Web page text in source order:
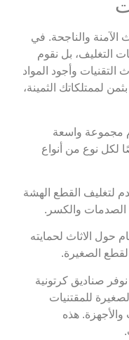
الآمنة والناجحة. في
التغليف، بل نقوم
وأجود المواد
لممتلكاتك الثمينة،
مجموعة واسعة
لكل نوع من أنواع
لتغليف القطع الهشة
الصدمات والكسر.
حول الاثاث لحمايته
الصغيرة.
نوفر صناديق كرتونية
للمقتنيات
هذه